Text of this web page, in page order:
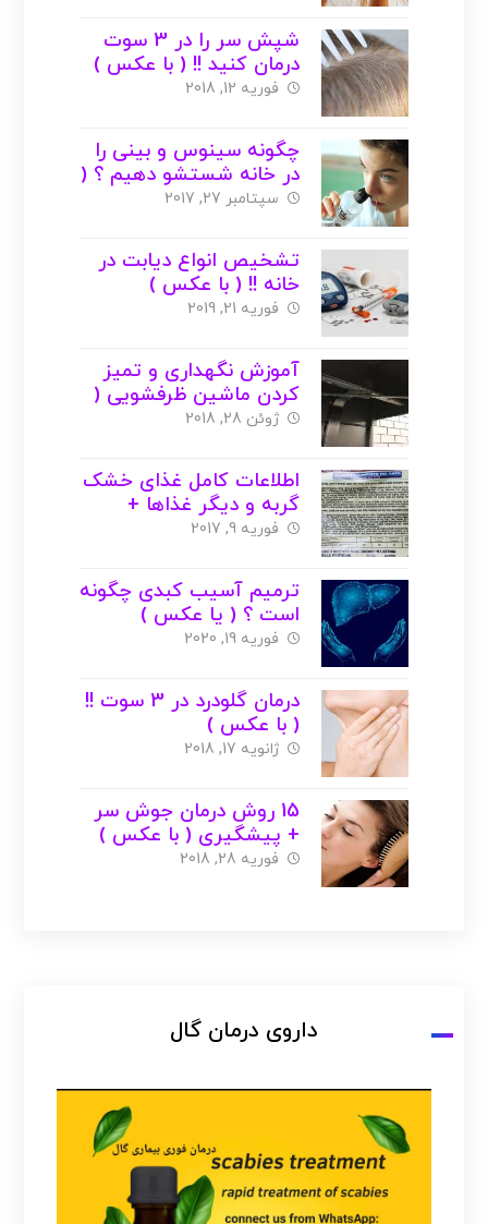
شپش سر را در 3 سوت
درمان کنید !! ( با عکس )
فوریه 12, 2018
چگونه سینوس و بینی را
در خانه شستشو دهیم ؟ (
با عکس )
سپتامبر 27, 2017
تشخیص انواع دیابت در
خانه !! ( با عکس )
فوریه 21, 2019
آموزش نگهداری و تمیز
کردن ماشین ظرفشویی (
با عکس )
ژوئن 28, 2018
اطلاعات کامل غذای خشک
گربه و دیگر غذاها +
عکس
فوریه 9, 2017
ترمیم آسیب کبدی چگونه
است ؟ ( یا عکس )
فوریه 19, 2020
درمان گلودرد در 3 سوت !!
( با عکس )
ژانویه 17, 2018
15 روش درمان جوش سر
+ پیشگیری ( با عکس )
فوریه 28, 2018
داروی درمان گال